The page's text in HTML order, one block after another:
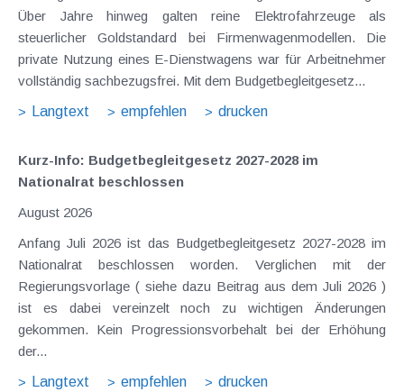
Über Jahre hinweg galten reine Elektrofahrzeuge als
steuerlicher Goldstandard bei Firmenwagenmodellen. Die
private Nutzung eines E-Dienstwagens war für Arbeitnehmer
vollständig sachbezugsfrei. Mit dem Budgetbegleitgesetz...
Langtext
empfehlen drucken
Kurz-Info: Budgetbegleitgesetz 2027-2028 im
Nationalrat beschlossen
August 2026
Anfang Juli 2026 ist das Budgetbegleitgesetz 2027-2028 im
Nationalrat beschlossen worden. Verglichen mit der
Regierungsvorlage ( siehe dazu Beitrag aus dem Juli 2026 )
ist es dabei vereinzelt noch zu wichtigen Änderungen
gekommen. Kein Progressionsvorbehalt bei der Erhöhung
der...
Langtext
empfehlen drucken